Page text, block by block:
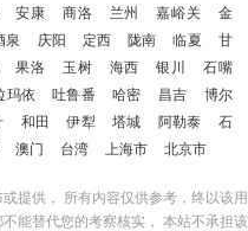
安康 商洛 兰州 嘉峪关
金
泉 庆阳 定西 陇南 临夏
甘
果洛 玉树 海西 银川
石嘴
玛依 吐鲁番 哈密 昌吉
博尔
和田 伊犁 塔城 阿勒泰
石
澳门 台湾 上海市 北京市
提供， 所有内容仅供参考，终以该用
能替代您的考察核实， 本站不承担该